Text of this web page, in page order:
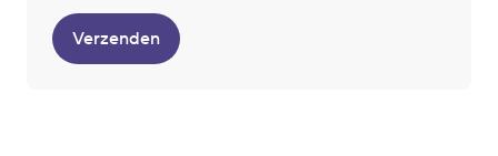
Verzenden